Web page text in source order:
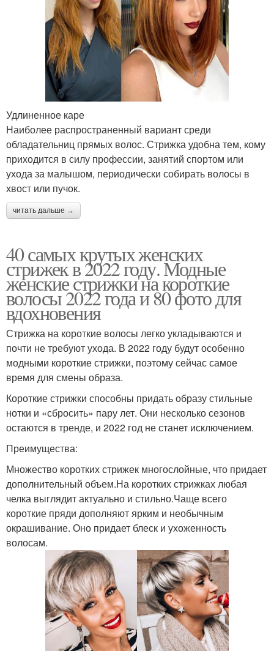
Удлиненное каре
Наиболее распространенный вариант среди
обладательниц прямых волос. Стрижка удобна тем, кому
приходится в силу профессии, занятий спортом или
ухода за малышом, периодически собирать волосы в
хвост или пучок.
читать дальше →
40 самых крутых женских
стрижек в 2022 году. Модные
женские стрижки на короткие
волосы 2022 года и 80 фото для
вдохновения
Стрижка на короткие волосы легко укладываются и
почти не требуют ухода. В 2022 году будут особенно
модными короткие стрижки, поэтому сейчас самое
время для смены образа.
Короткие стрижки способны придать образу стильные
нотки и «сбросить» пару лет. Они несколько сезонов
остаются в тренде, и 2022 год не станет исключением.
Преимущества:
Множество коротких стрижек многослойные, что придает
дополнительный объем.На коротких стрижках любая
челка выглядит актуально и стильно.Чаще всего
короткие пряди дополняют ярким и необычным
окрашивание. Оно придает блеск и ухоженность
волосам.